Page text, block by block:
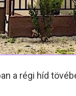
a régi híd